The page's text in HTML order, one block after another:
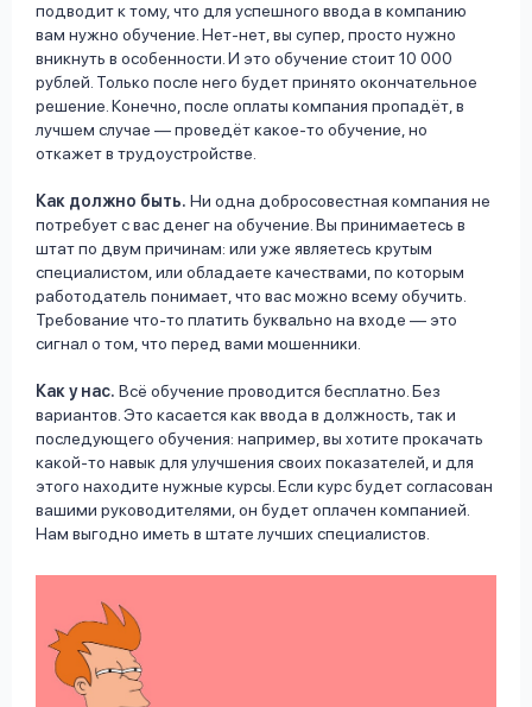
подводит к тому, что для успешного ввода в компанию
вам нужно обучение. Нет-нет, вы супер, просто нужно
вникнуть в особенности. И это обучение стоит 10 000
рублей. Только после него будет принято окончательное
решение. Конечно, после оплаты компания пропадёт, в
лучшем случае — проведёт какое-то обучение, но
откажет в трудоустройстве.
Как должно быть. Ни одна добросовестная компания не
потребует с вас денег на обучение. Вы принимаетесь в
штат по двум причинам: или уже являетесь крутым
специалистом, или обладаете качествами, по которым
работодатель понимает, что вас можно всему обучить.
Требование что-то платить буквально на входе — это
сигнал о том, что перед вами мошенники.
Как у нас. Всё обучение проводится бесплатно. Без
вариантов. Это касается как ввода в должность, так и
последующего обучения: например, вы хотите прокачать
какой-то навык для улучшения своих показателей, и для
этого находите нужные курсы. Если курс будет согласован
вашими руководителями, он будет оплачен компанией.
Нам выгодно иметь в штате лучших специалистов.